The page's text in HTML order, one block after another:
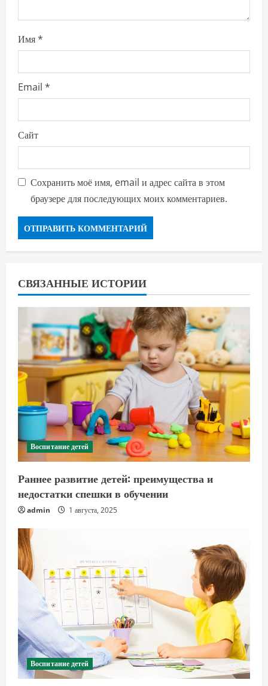
Имя*
Email *
Сайт
Сохранить моё имя, email и адрес сайта в этом
браузере для последующих моих комментариев.
СВЯЗАННЫЕ ИСТОРИИ
Воспитание детей
Раннее развитие детей: преимущества и
недостатки спешки в обучении
admin 1 августа, 2025
Воспитание детей